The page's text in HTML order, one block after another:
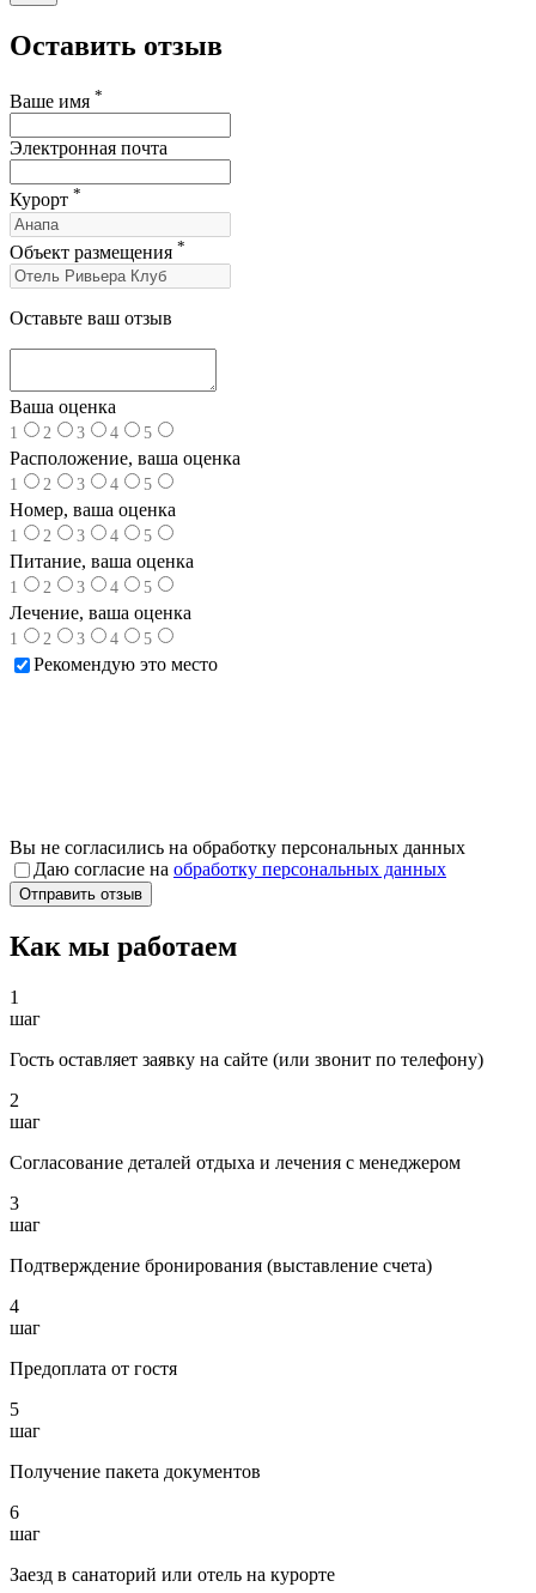
Оставить отзыв
Ваше имя *
Электронная почта
Курорт *
Объект размещения *
Оставьте ваш отзыв
Ваша оценка
1 2 3 4 5
Расположение, ваша оценка
1 2 3 4 5
Номер, ваша оценка
1 2 3 4 5
Питание, ваша оценка
1 2 3 4 5
Лечение, ваша оценка
1 2 3 4 5
Рекомендую это место
Вы не согласились на обработку персональных данных
Даю согласие на обработку персональных данных
Как мы работаем
1
шаг
Гость оставляет заявку на сайте (или звонит по телефону)
2
шаг
Согласование деталей отдыха и лечения с менеджером
3
шаг
Подтверждение бронирования (выставление счета)
4
шаг
Предоплата от гостя
5
шаг
Получение пакета документов
6
шаг
Заезд в санаторий или отель на курорте